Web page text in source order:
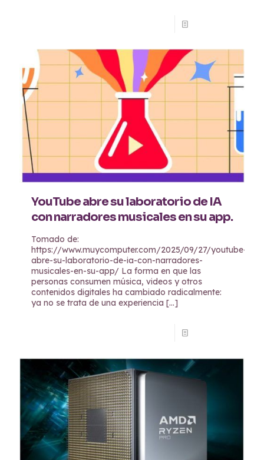
YouTube abre su laboratorio de IA
con narradores musicales en su app.
Tomado de:
https://www.muycomputer.com/2025/09/27/youtube-
abre-su-laboratorio-de-ia-con-narradores-
musicales-en-su-app/ La forma en que las
personas consumen música, videos y otros
contenidos digitales ha cambiado radicalmente:
ya no se trata de una experiencia […]